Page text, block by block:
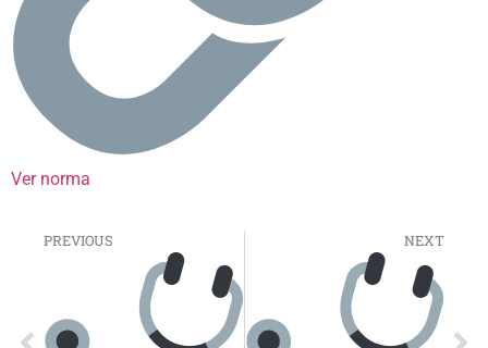
Ver norma
PREVIOUS NEXT